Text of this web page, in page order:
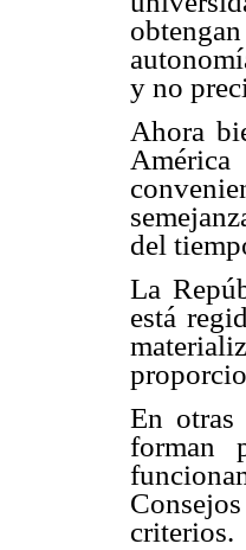
y no
Ahora
del
La
está
En otras
forman
criterios.